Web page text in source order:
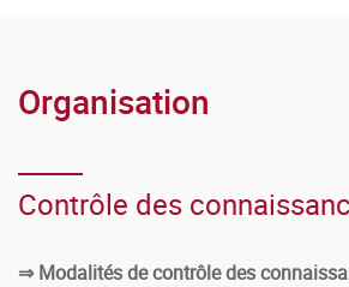
Organisation
Contrôle des
⇒ Modalités de contrôle des